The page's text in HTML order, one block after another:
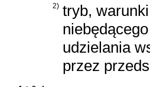
2) tryb,
udzielania
przez